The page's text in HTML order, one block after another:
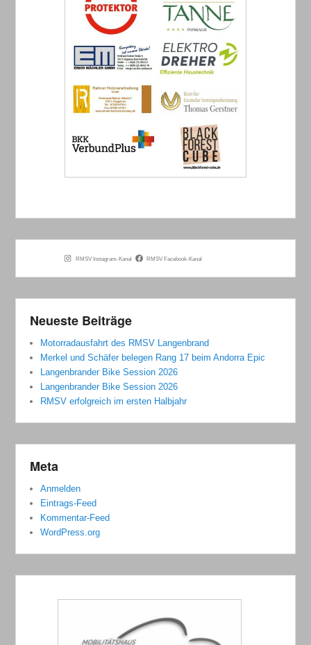
RMSV Instagram-Kanal RMSV Facebook-Kanal
Neueste Beiträge
Motorradausfahrt des RMSV Langenbrand
Merkel und Schäfer belegen Rang 17 beim Andorra Epic
Langenbrander Bike Session 2026
Langenbrander Bike Session 2026
RMSV erfolgreich im ersten Halbjahr
Meta
Anmelden
Eintrags-Feed
Kommentar-Feed
WordPress.org